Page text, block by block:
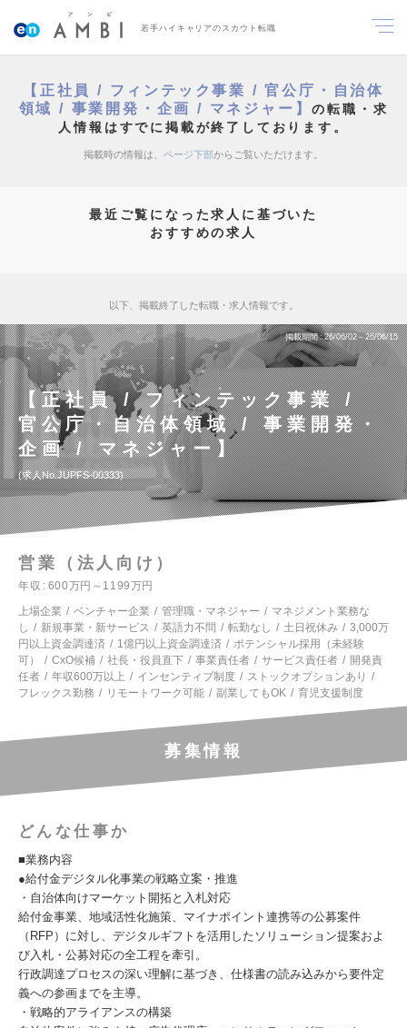
若手ハイキャリアのスカウト転職
【正社員 / フィンテック事業 / 官公庁・自治体
領域 / 事業開発・企画 / マネジャー】の転職・求
人情報はすでに掲載が終了しております。
掲載時の情報は、 ページ下部からご覧いただけます。
最近ご覧になった求人に基づいた
おすすめの求人
以下、掲載終了した転職・求人情報です。
掲載期間 26/06/02～26/06/15
【正社員 / フィンテック事業 /
官公庁・自治体領域 / 事業開発・
企画 / マネジャー】
求人No.JUPFS-00333
営業（法人向け）
年収
600万円～1199万円
上場企業
ベンチャー企業 管理職・マネジャー
マネジメント業務な
し
新規事業・新サービス 英語力不問 転勤なし 土日祝休み
3,000万
円以上資金調達済
1億円以上資金調達済
ポテンシャル採用（未経験
可）
CxO候補 社長・役員直下 事業責任者 サービス責任者
開発責
任者
年収600万以上 インセンティブ制度
ストックオプションあり
フレックス勤務
リモートワーク可能 副業してもOK 育児支援制度
募集情報
どんな仕事か
■業務内容
●給付金デジタル化事業の戦略立案・推進
・自治体向けマーケット開拓と入札対応
給付金事業、地域活性化施策、マイナポイント連携等の公募案件
（RFP）に対し、デジタルギフトを活用したソリューション提案およ
び入札・公募対応の全工程を牽引。
行政調達プロセスの深い理解に基づき、仕様書の読み込みから要件定
義への参画までを主導。
・戦略的アライアンスの構築